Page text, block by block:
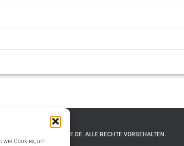
wie Cookies, um
2025 LICHTFELDSCHMIEDE.DE. ALLE RECHTE VORBEHALTEN.